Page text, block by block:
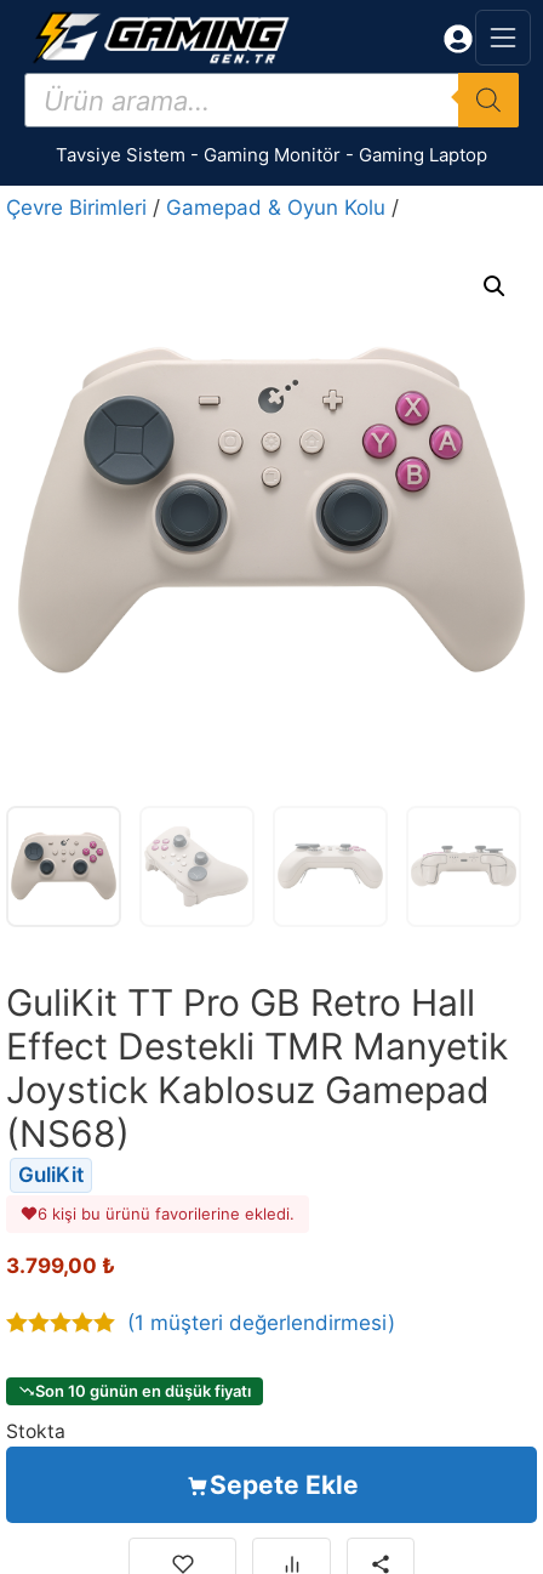
İçeriğe
Products
search
Tavsiye Sistem - Gaming Monitör - Gaming Laptop
Çevre Birimleri / Gamepad & Oyun Kolu /
GuliKit TT Pro GB Retro Hall
Effect Destekli TMR Manyetik
Joystick Kablosuz Gamepad
(NS68)
GuliKit
6 kişi bu ürünü favorilerine ekledi.
3.799,00 ₺
5
(1 müşteri değerlendirmesi)
Son 10 günün en düşük fiyatı
Stokta
Sepete Ekle